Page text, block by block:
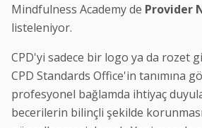
Mindfulness Academy de Provider
listeleniyor.
CPD'yi sadece bir logo ya da rozet
CPD Standards Office'in tanımına
profesyonel bağlamda ihtiyaç
becerilerin bilinçli şekilde